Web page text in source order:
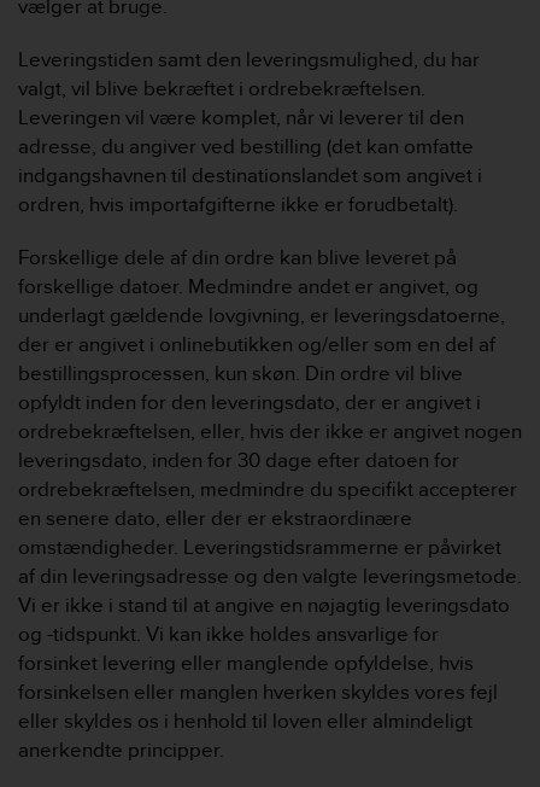
vælger at bruge.
Leveringstiden samt den leveringsmulighed, du har
valgt, vil blive bekræftet i ordrebekræftelsen.
Leveringen vil være komplet, når vi leverer til den
adresse, du angiver ved bestilling (det kan omfatte
indgangshavnen til destinationslandet som angivet i
ordren, hvis importafgifterne ikke er forudbetalt).
Forskellige dele af din ordre kan blive leveret på
forskellige datoer. Medmindre andet er angivet, og
underlagt gældende lovgivning, er leveringsdatoerne,
der er angivet i onlinebutikken og/eller som en del af
bestillingsprocessen, kun skøn. Din ordre vil blive
opfyldt inden for den leveringsdato, der er angivet i
ordrebekræftelsen, eller, hvis der ikke er angivet nogen
leveringsdato, inden for 30 dage efter datoen for
ordrebekræftelsen, medmindre du specifikt accepterer
en senere dato, eller der er ekstraordinære
omstændigheder. Leveringstidsrammerne er påvirket
af din leveringsadresse og den valgte leveringsmetode.
Vi er ikke i stand til at angive en nøjagtig leveringsdato
og -tidspunkt. Vi kan ikke holdes ansvarlige for
forsinket levering eller manglende opfyldelse, hvis
forsinkelsen eller manglen hverken skyldes vores fejl
eller skyldes os i henhold til loven eller almindeligt
anerkendte principper.